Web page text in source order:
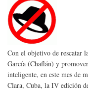
Con el objetivo de rescatar
García (Chaflán) y promover
inteligente, en este mes de
Clara, Cuba, la IV edición